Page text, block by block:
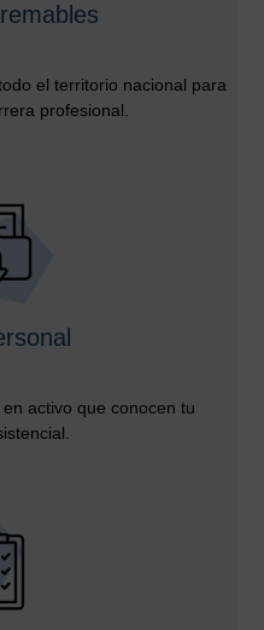
el territorio nacional para
profesional.
activo que conocen tu